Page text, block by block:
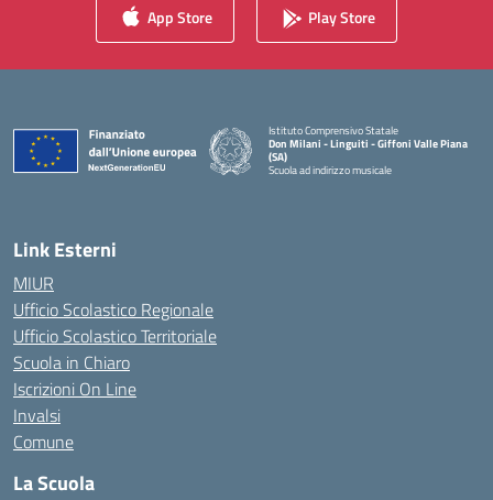
App Store Play Store
Istituto Comprensivo Statale
Don Milani - Linguiti - Giffoni Valle Piana
(SA)
Scuola ad indirizzo musicale
Link Esterni
MIUR
Ufficio Scolastico Regionale
Ufficio Scolastico Territoriale
Scuola in Chiaro
Iscrizioni On Line
Invalsi
Comune
La Scuola